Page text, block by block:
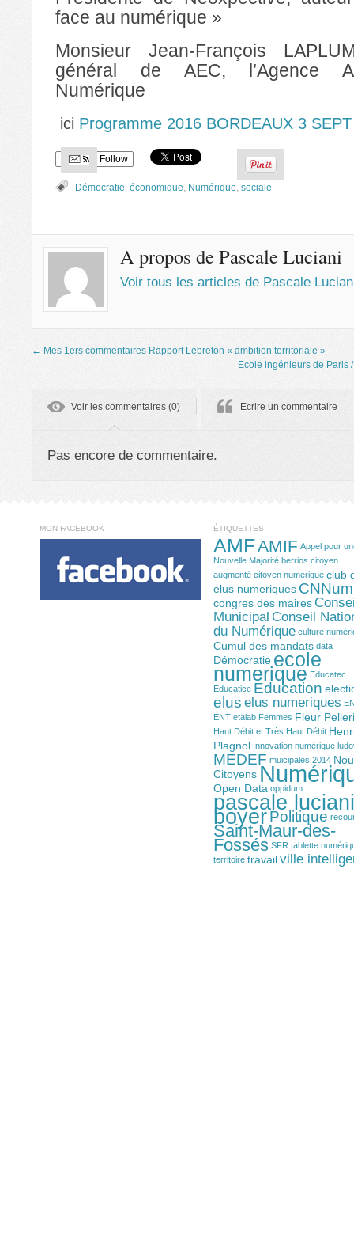
face au numérique »
Monsieur Jean-François
général de AEC, l’Agence
Numérique
ici Programme 2016 BORDEAUX 3 SEPT
Follow
Démocratie économique Numérique sociale
A propos de Pascale Luciani
Voir tous les articles de Pascale
← Mes 1ers commentaires Rapport Lebreton « ambition territoriale »
Ecole ingénieurs de Paris
Voir les commentaires (0) Ecrire un commentaire
Pas encore de commentaire.
MON FACEBOOK ÉTIQUETTES
AMFAMIF Appel pour
Nouvelle Majorité berrios citoyen
augmenté citoyen numerique club
elus numeriques CNNum
congres des maires
Municipal Conseil
du Numérique culture
Cumul des mandats data
Démocratie ecole
numerique Educatec
Educatice Education
elus elus numeriques
ENT etalab Femmes Fleur
Haut Débit et Très Haut Débit
Plagnol Innovation numérique
MEDEF muicipales 2014
Citoyens
Open Data oppidum
pascale
boyerPolitique
Saint-Maur-des-
Fossés SFR tablette
territoire travailville